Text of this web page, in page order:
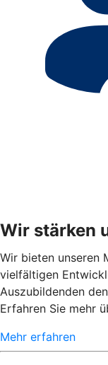
Wir stärken
Wir bieten unseren
vielfältigen
Auszubildenden
Erfahren Sie mehr
Mehr erfahren